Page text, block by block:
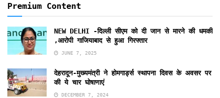
Premium Content
NEW DELHI -दिल्ली सीएम को दी जान से मारने की धमकी
,आरोपी गाजियाबाद से हुआ गिरफ्तार
JUNE 7, 2025
देहरादून-मुख्यमंत्री ने होमगार्ड्स स्थापना दिवस के अवसर पर
की ये चार घोषाणाएं
DECEMBER 7, 2024